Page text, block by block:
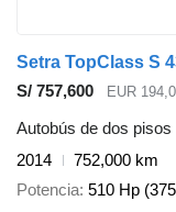
Setra TopClass S
S/ 757,600
EUR
Autobús de dos pisos
2014
752,000 km
Potencia 510 Hp